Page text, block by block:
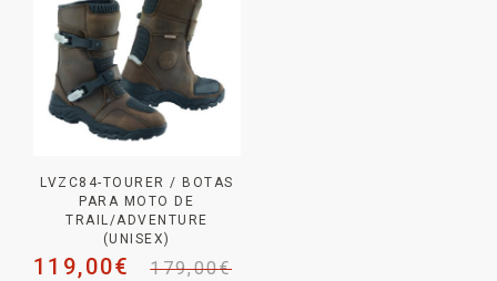
LVZC84-TOURER / BOTAS
PARA MOTO DE
TRAIL/ADVENTURE
(UNISEX)
179,00€
119,00€